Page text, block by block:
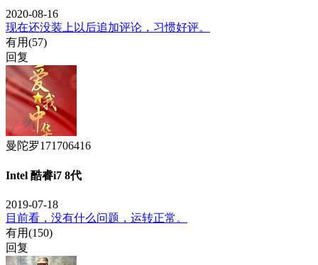
2020-08-16
现在还没装上以后追加评论，习惯好评。
有用(57)
回复
曼陀罗171706416
Intel 酷睿i7 8代
2019-07-18
目前看，没有什么问题，运转正常。
有用(150)
回复